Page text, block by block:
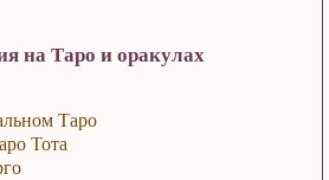
на Таро и оракулах
Таро
Тота